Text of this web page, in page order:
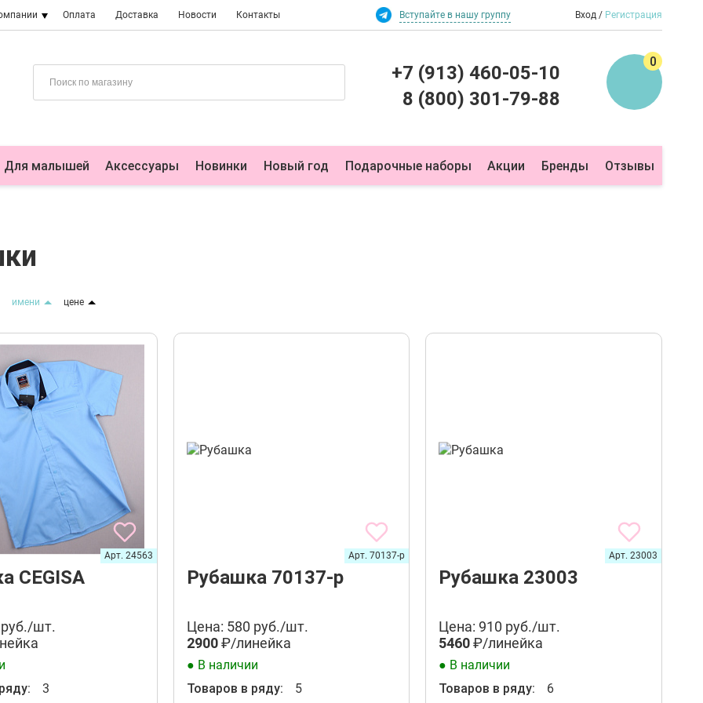
Оплата Доставка Новости Контакты Вступайте в нашу группу Вход Регистрация
+7 (913) 460-05-10
8 (800) 301-79-88
0
Для малышей Аксессуары Новинки Новый год Подарочные наборы Акции Бренды Отзывы
имени цене
CEGISA
Арт. 24563
шт.
3
Рубашка 70137-р
Арт. 70137-р
Цена: 580 руб./шт.
2900₽/линейка
● В наличии
Товаров в ряду:
5
Рубашка 23003
Арт. 23003
Цена: 910 руб./шт.
5460₽/линейка
● В наличии
Товаров в ряду:
6